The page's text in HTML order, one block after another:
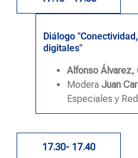
Diálogo
digitales"
Alfonso Álvarez,
Modera Juan
Especiales y
17.30- 17.40